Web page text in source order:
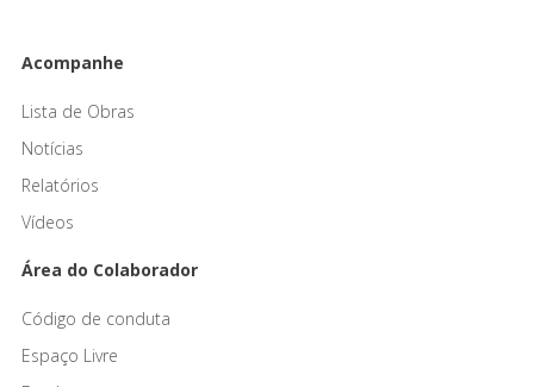
Acompanhe
Lista de Obras
Notícias
Relatórios
Vídeos
Área do Colaborador
Código de conduta
Espaço Livre